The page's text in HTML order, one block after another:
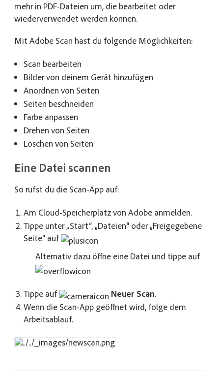
mehr in PDF-Dateien um, die bearbeitet oder
wiederverwendet werden können.
Mit Adobe Scan hast du folgende Möglichkeiten:
Scan bearbeiten
Bilder von deinem Gerät hinzufügen
Anordnen von Seiten
Seiten beschneiden
Farbe anpassen
Drehen von Seiten
Löschen von Seiten
Eine Datei scannen
So rufst du die Scan-App auf:
Am Cloud-Speicherplatz von Adobe anmelden.
Tippe unter „Start“, „Dateien“ oder „Freigegebene
Seite“ auf
Alternativ dazu öffne eine Datei und tippe auf
Tippe auf Neuer Scan.
Wenn die Scan-App geöffnet wird, folge dem
Arbeitsablauf.